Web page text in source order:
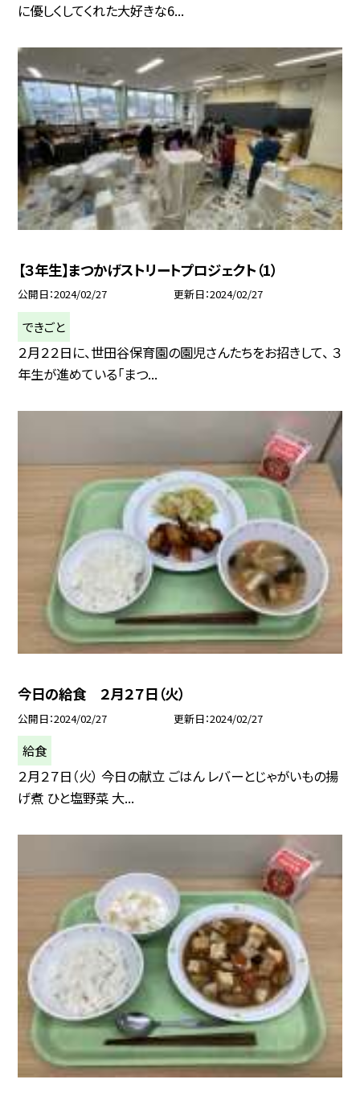
に優しくしてくれた大好きな6...
【３年生】まつかげストリートプロジェクト（1）
公開日 2024/02/27 更新日 2024/02/27
できごと
２月２２日に、世田谷保育園の園児さんたちをお招きして、 ３
年生が進めている「まつ...
今日の給食 ２月２７日（火）
公開日 2024/02/27 更新日 2024/02/27
給食
２月２７日（火） 今日の献立 ごはん レバーとじゃがいもの揚
げ煮 ひと塩野菜 大...